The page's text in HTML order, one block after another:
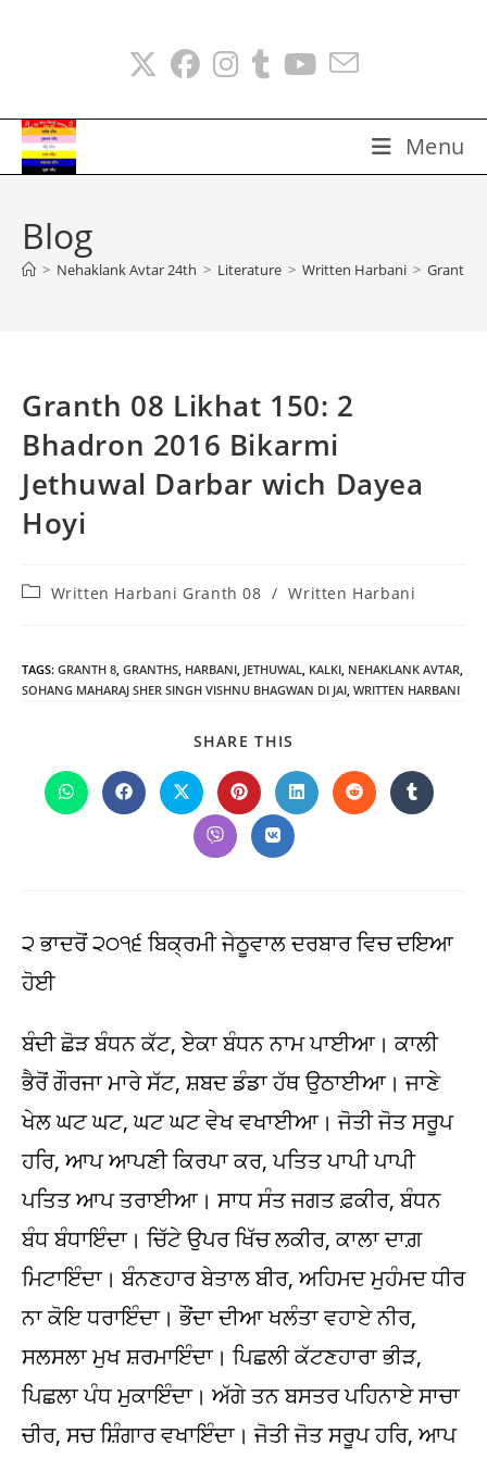
Menu
Blog
> Nehaklank Avtar 24th > Literature > Written Harbani > Granth
Granth 08 Likhat 150: 2
Bhadron 2016 Bikarmi
Jethuwal Darbar wich Dayea
Hoyi
PostWritten Harbani Granth 08 / Written Harbani
TAGS: GRANTH 8, GRANTHS, HARBANI, JETHUWAL, KALKI, NEHAKLANK AVTAR,
SOHANG MAHARAJ SHER SINGH VISHNU BHAGWAN DI JAI, WRITTEN HARBANI
SHARE THIS
CONTENT
Opens
in
Opens
in
Opens
in
new
window
Opens
in
new
window
Opens
in
Opens
in
Opens
in
Opens
in
Opens
in
੨ ਭਾਦਰੋਂ ੨੦੧੬ ਬਿਕ੍ਰਮੀ ਜੇਠੂਵਾਲ ਦਰਬਾਰ ਵਿਚ ਦਇਆ
ਹੋਈ
ਬੰਦੀ ਛੋੜ ਬੰਧਨ ਕੱਟ, ਏਕਾ ਬੰਧਨ ਨਾਮ ਪਾਈਆ। ਕਾਲੀ
ਭੈਰੋਂ ਗੌਰਜਾ ਮਾਰੇ ਸੱਟ, ਸ਼ਬਦ ਡੰਡਾ ਹੱਥ ਉਠਾਈਆ। ਜਾਣੇ
ਖੇਲ ਘਟ ਘਟ, ਘਟ ਘਟ ਵੇਖ ਵਖਾਈਆ। ਜੋਤੀ ਜੋਤ ਸਰੂਪ
ਹਰਿ, ਆਪ ਆਪਣੀ ਕਿਰਪਾ ਕਰ, ਪਤਿਤ ਪਾਪੀ ਪਾਪੀ
ਪਤਿਤ ਆਪ ਤਰਾਈਆ। ਸਾਧ ਸੰਤ ਜਗਤ ਫ਼ਕੀਰ, ਬੰਧਨ
ਬੰਧ ਬੰਧਾਇੰਦਾ। ਚਿੱਟੇ ਉਪਰ ਖਿੱਚ ਲਕੀਰ, ਕਾਲਾ ਦਾਗ਼
ਮਿਟਾਇੰਦਾ। ਬੰਨਣਹਾਰ ਬੇਤਾਲ ਬੀਰ, ਅਹਿਮਦ ਮੁਹੰਮਦ ਧੀਰ
ਨਾ ਕੋਇ ਧਰਾਇੰਦਾ। ਭੌਂਦਾ ਦੀਆ ਖਲੰਤਾ ਵਹਾਏ ਨੀਰ,
ਸਲਸਲਾ ਮੁਖ ਸ਼ਰਮਾਇੰਦਾ। ਪਿਛਲੀ ਕੱਟਣਹਾਰਾ ਭੀੜ,
ਪਿਛਲਾ ਪੰਧ ਮੁਕਾਇੰਦਾ। ਅੱਗੇ ਤਨ ਬਸਤਰ ਪਹਿਨਾਏ ਸਾਚਾ
ਚੀਰ, ਸਚ ਸ਼ਿੰਗਾਰ ਵਖਾਇੰਦਾ। ਜੋਤੀ ਜੋਤ ਸਰੂਪ ਹਰਿ, ਆਪ